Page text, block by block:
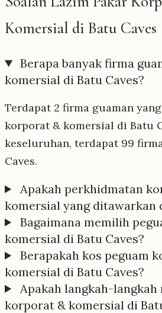
Komersial di Batu Caves
Berapa banyak firma
komersial di Batu Caves?
Terdapat 2 firma guaman
korporat & komersial di Batu
keseluruhan, terdapat 99
Caves.
Apakah perkhidmatan
komersial yang ditawarkan
Bagaimana memilih
komersial di Batu Caves?
Berapakah kos peguam
komersial di Batu Caves?
Apakah langkah-
korporat & komersial di